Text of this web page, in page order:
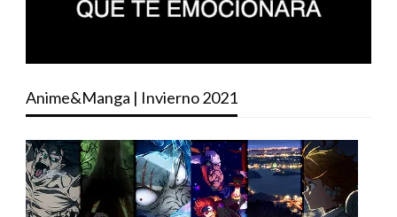
Anime&Manga | Invierno 2021